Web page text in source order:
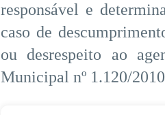
responsável e
caso de
ou desrespeito ao
Municipal nº 1.120/